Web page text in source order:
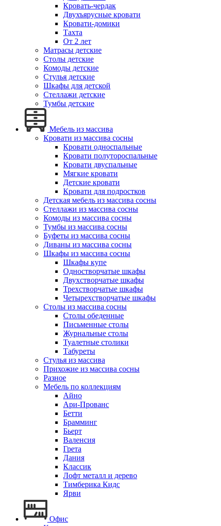
Кровать-чердак
Двухъярусные кровати
Кровати-домики
Тахта
От 2 лет
Матрасы детские
Столы детские
Комоды детские
Стулья детские
Шкафы для детской
Стеллажи детские
Тумбы детские
Мебель из массива
Кровати из массива сосны
Кровати односпальные
Кровати полутороспальные
Кровати двуспальные
Мягкие кровати
Детские кровати
Кровати для подростков
Детская мебель из массива сосны
Стеллажи из массива сосны
Комоды из массива сосны
Тумбы из массива сосны
Буфеты из массива сосны
Диваны из массива сосны
Шкафы из массива сосны
Шкафы купе
Одностворчатые шкафы
Двухстворчатые шкафы
Трехстворчатые шкафы
Четырехстворчатые шкафы
Столы из массива сосны
Столы обеденные
Письменные столы
Журнальные столы
Туалетные столики
Табуреты
Стулья из массива
Прихожие из массива сосны
Разное
Мебель по коллекциям
Айно
Ари-Прованс
Бетти
Брамминг
Бьерт
Валенсия
Грета
Дания
Классик
Лофт металл и дерево
Тимберика Кидс
Ярви
Офис